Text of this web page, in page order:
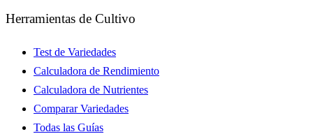
Herramientas de Cultivo
Test de Variedades
Calculadora de Rendimiento
Calculadora de Nutrientes
Comparar Variedades
Todas las Guías